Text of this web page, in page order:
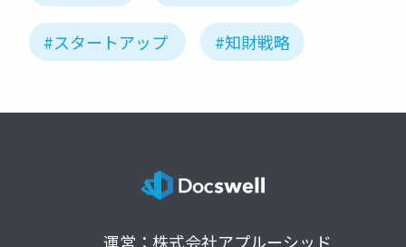
#スタートアップ #知財戦略
運営：株式会社アプルーシッド